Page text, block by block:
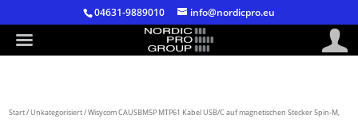
04631-9889010 info@nordicpro.eu
Start/Unkategorisiert/ Wisycom CAUSBM5P MTP61 Kabel USB/C auf magnetischen Stecker 5pin-M,